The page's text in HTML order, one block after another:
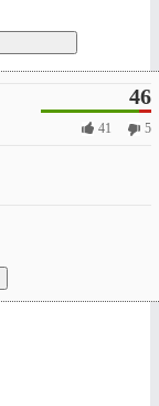
46
5
41